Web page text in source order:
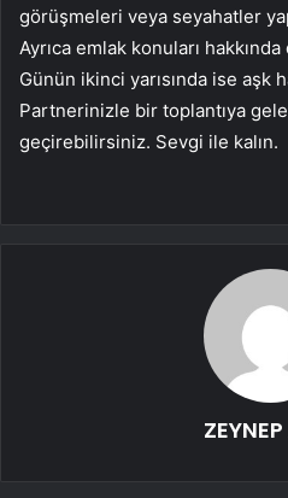
görüşmeleri veya seyahatler
Ayrıca emlak konuları
Günün ikinci yarısında ise aşk
Partnerinizle bir toplantıya
geçirebilirsiniz. Sevgi ile kalın.